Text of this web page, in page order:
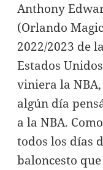
Anthony
(Orlando
2022/2023 de
Estados
viniera la
algún día
a la NBA.
todos los días
baloncesto